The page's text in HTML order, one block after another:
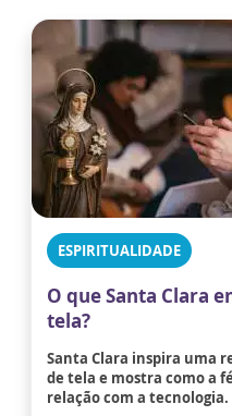
ESPIRITUALIDADE
O que Santa Clara
tela?
Santa Clara inspira uma
de tela e mostra como a
relação com a tecnologia.